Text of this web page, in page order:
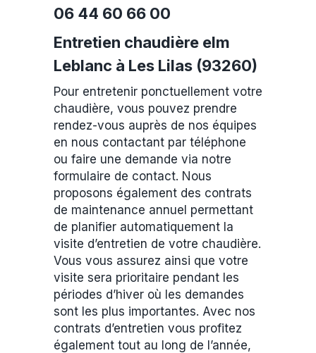
06 44 60 66 00
Entretien chaudière elm
Leblanc à Les Lilas (93260)
Pour entretenir ponctuellement votre
chaudière, vous pouvez prendre
rendez-vous auprès de nos équipes
en nous contactant par téléphone
ou faire une demande via notre
formulaire de contact. Nous
proposons également des contrats
de maintenance annuel permettant
de planifier automatiquement la
visite d’entretien de votre chaudière.
Vous vous assurez ainsi que votre
visite sera prioritaire pendant les
périodes d’hiver où les demandes
sont les plus importantes. Avec nos
contrats d’entretien vous profitez
également tout au long de l’année,